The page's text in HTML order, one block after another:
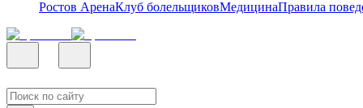
Ростов АренаКлуб болельщиковМедицинаПравила